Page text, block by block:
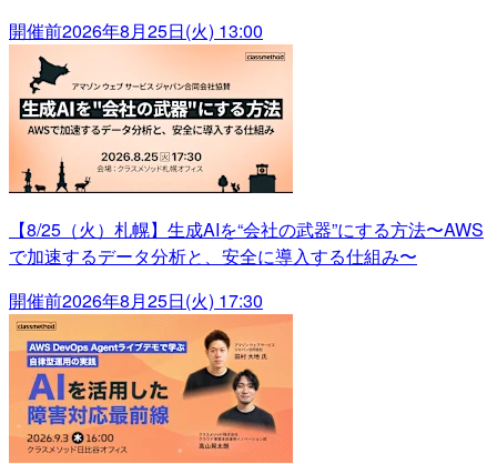
開催前2026年8月25日(火) 13:00
【8/25（火）札幌】生成AIを“会社の武器”にする方法〜AWS
で加速するデータ分析と、安全に導入する仕組み〜
開催前2026年8月25日(火) 17:30